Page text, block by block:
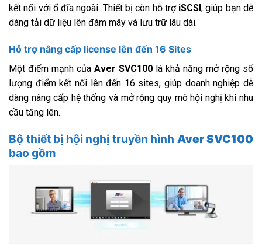
kết nối với ổ đĩa ngoài. Thiết bị còn hỗ trợ iSCSI, giúp bạn dễ
dàng tải dữ liệu lên đám mây và lưu trữ lâu dài.
Hỗ trợ nâng cấp license lên đến 16 Sites
Một điểm mạnh của Aver SVC100 là khả năng mở rộng số
lượng điểm kết nối lên đến 16 sites, giúp doanh nghiệp dễ
dàng nâng cấp hệ thống và mở rộng quy mô hội nghị khi nhu
cầu tăng lên.
Bộ thiết bị hội nghị truyền hình Aver SVC100
bao gồm